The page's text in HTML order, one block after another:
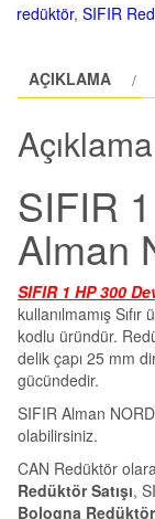
redüktör, SIFIR
AÇIKLAMA
Açıklama
SIFIR
Alman
SIFIR 1 HP 300
kullanılmamış
kodlu üründür.
delik çapı 25 mm
gücündedir.
SIFIR Alman
olabilirsiniz.
CAN Redüktör
Redüktör Satışı,
Bologna Redüktör